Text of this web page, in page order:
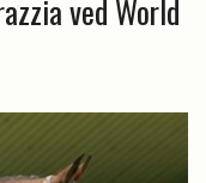
ved World